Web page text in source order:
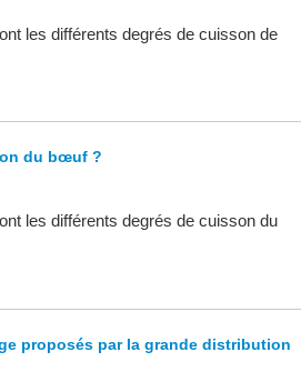
les différents degrés de cuisson de
du bœuf ?
les différents degrés de cuisson du
proposés par la grande distribution